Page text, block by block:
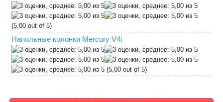
(5,00 out of 5)
Напольные колонки Mercury V4i
(5,00 out of 5)